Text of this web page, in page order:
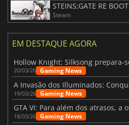
STEINS;GATE RE BOOT
Steam
EM DESTAQUE AGORA
20/03/26 Gaming News
19/03/26 Gaming News
18/03/26 Gaming News